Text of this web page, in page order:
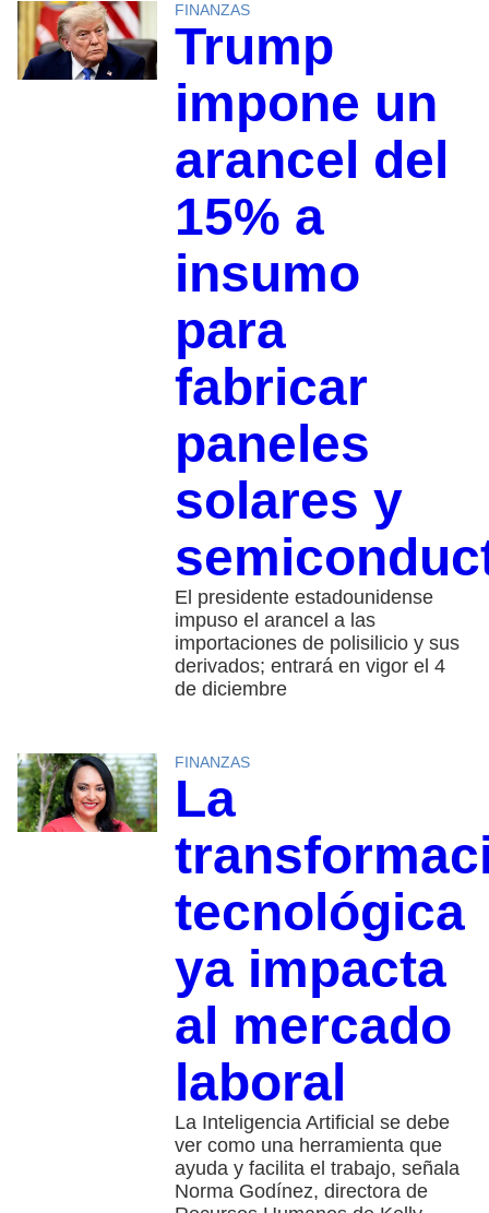
FINANZAS
Trump
impone un
arancel del
15% a
insumo
para
fabricar
paneles
solares y
El presidente estadounidense
impuso el arancel a las
importaciones de polisilicio y sus
derivados; entrará en vigor el 4
de diciembre
FINANZAS
La
tecnológica
ya impacta
al mercado
laboral
La Inteligencia Artificial se debe
ver como una herramienta que
ayuda y facilita el trabajo, señala
Norma Godínez, directora de